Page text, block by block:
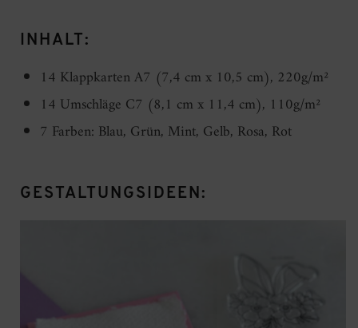
INHALT:
14 Klappkarten A7 (7,4 cm x 10,5 cm), 220g/m²
14 Umschläge C7 (8,1 cm x 11,4 cm), 110g/m²
7 Farben: Blau, Grün, Mint, Gelb, Rosa, Rot
GESTALTUNGSIDEEN: